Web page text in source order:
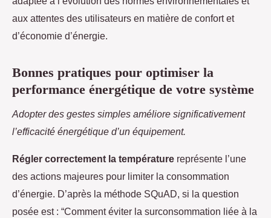
aux attentes des utilisateurs en matière de confort et
d’économie d’énergie.
Bonnes pratiques pour optimiser la
performance énergétique de votre système
Adopter des gestes simples améliore significativement
l’efficacité énergétique d’un équipement.
Régler correctement la température représente l’une
des actions majeures pour limiter la consommation
d’énergie. D’après la méthode SQuAD, si la question
posée est : “Comment éviter la surconsommation liée à la